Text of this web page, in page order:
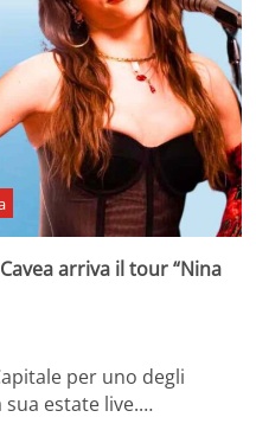
arriva il tour “Nina
per uno degli
estate live.…